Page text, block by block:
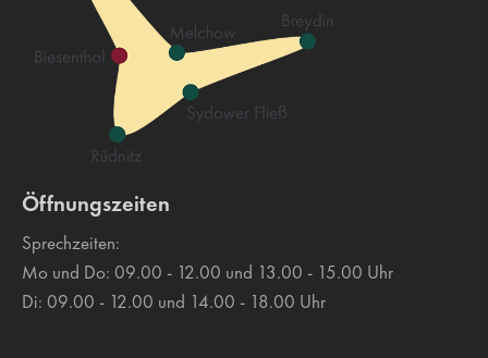
Öffnungszeiten
Sprechzeiten:
Mo und Do: 09.00 - 12.00 und 13.00 - 15.00 Uhr
Di: 09.00 - 12.00 und 14.00 - 18.00 Uhr